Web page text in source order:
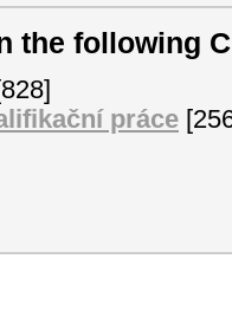
the following
práce